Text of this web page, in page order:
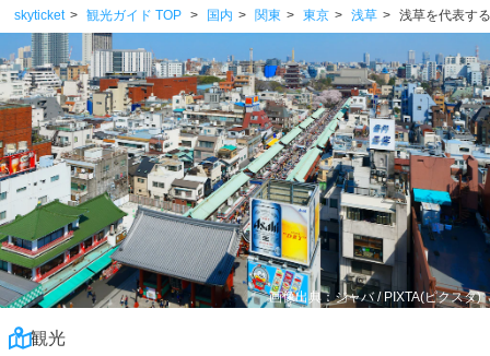
skyticket 観光ガイド TOP 国内 関東 東京 浅草 浅草を代表す
画像出典：ジャバ / PIXTA(ピクスタ)
観光